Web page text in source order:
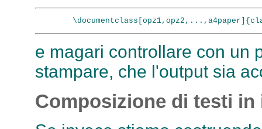
e magari controllare con un
stampare, che l'output sia
Composizione di testi in